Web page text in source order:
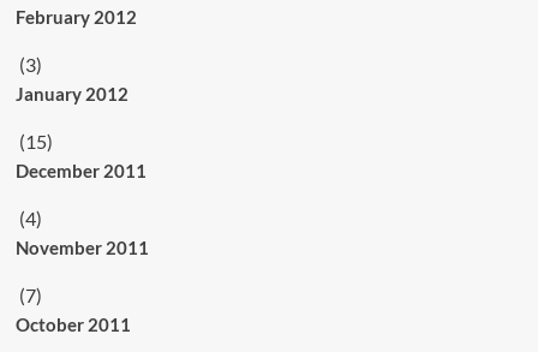
February 2012
(3)
January 2012
(15)
December 2011
(4)
November 2011
(7)
October 2011